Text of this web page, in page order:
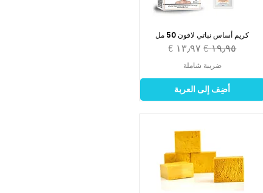
كريم أساس نباتي لافون 50 مل
سعر عادي‏١٩٫٩٥ € سعر البيع
ضريبة شاملة
أضِف إلى العربة